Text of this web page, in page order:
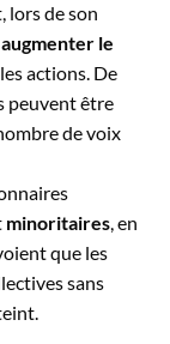
lors de son
augmenter le
actions. De
peuvent être
de voix
minoritaires, en
que les
sans